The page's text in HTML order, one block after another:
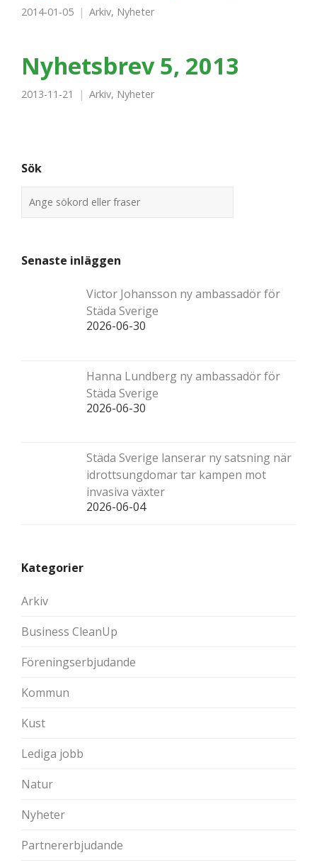
2014-01-05 Arkiv, Nyheter
Nyhetsbrev 5, 2013
2013-11-21 Arkiv, Nyheter
Sök
Senaste inläggen
Victor Johansson ny ambassadör för
Städa Sverige
2026-06-30
Hanna Lundberg ny ambassadör för
Städa Sverige
2026-06-30
Städa Sverige lanserar ny satsning när
idrottsungdomar tar kampen mot
invasiva växter
2026-06-04
Kategorier
Arkiv
Business CleanUp
Föreningserbjudande
Kommun
Kust
Lediga jobb
Natur
Nyheter
Partnererbjudande